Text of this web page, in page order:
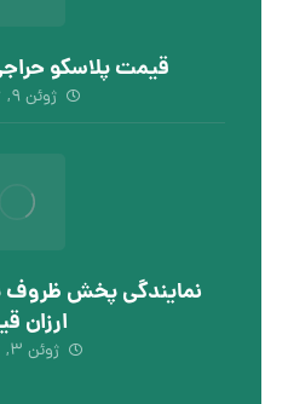
قیمت پلاسکو
ژوئن ۹, ۲۰۲۶
نمایندگی پخش ظروف
ارزان
ژوئن ۳, ۲۰۲۶